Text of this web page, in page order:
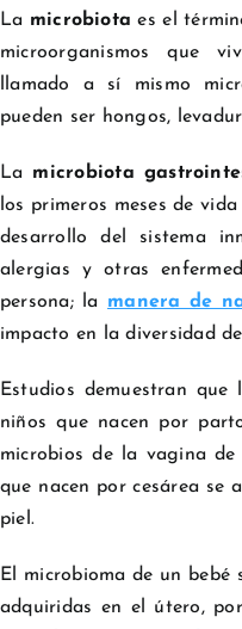
La microbiota es el
microorganismos que
llamado a sí mismo
pueden ser hongos,
La microbiota
los primeros meses de
desarrollo del sistema
alergias y otras
persona; la
manera de
impacto en la diversidad
Estudios demuestran
niños que nacen por
microbios de la vagina
que nacen por cesárea se
piel.
El microbioma de un
adquiridas en el útero,